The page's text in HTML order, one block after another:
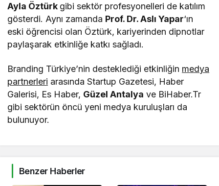
Ayla Öztürk gibi sektör profesyonelleri de katılım
gösterdi. Aynı zamanda Prof. Dr. Aslı Yapar‘ın
eski öğrencisi olan Öztürk, kariyerinden dipnotlar
paylaşarak etkinliğe katkı sağladı.
Branding Türkiye’nin desteklediği etkinliğin medya
partnerleri arasında Startup Gazetesi, Haber
Galerisi, Es Haber, Güzel Antalya ve BiHaber.Tr
gibi sektörün öncü yeni medya kuruluşları da
bulunuyor.
Benzer Haberler